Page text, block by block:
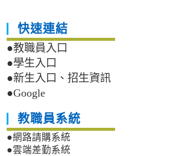
快速連結
●教職員入口
●學生入口
●新生入口、招生資訊
●Google
教職員系統
●網路請購系統
●雲端差勤系統